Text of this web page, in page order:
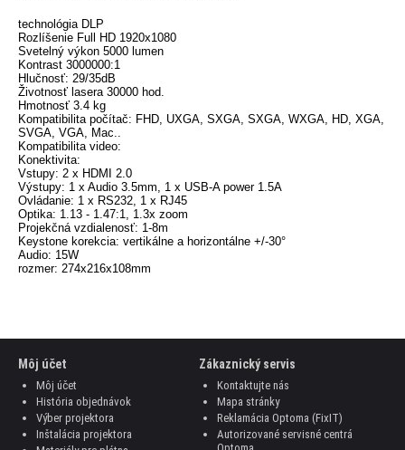
technológia DLP
Rozlíšenie Full HD 1920x1080
Svetelný výkon 5000 lumen
Kontrast 3000000:1
Hlučnosť: 29/35dB
Životnosť lasera 30000 hod.
Hmotnosť 3.4 kg
Kompatibilita počítač: FHD, UXGA, SXGA, SXGA, WXGA, HD, XGA,
SVGA, VGA, Mac..
Kompatibilita video:
Konektivita:
Vstupy: 2 x HDMI 2.0
Výstupy: 1 x Audio 3.5mm, 1 x USB-A power 1.5A
Ovládanie: 1 x RS232, 1 x RJ45
Optika: 1.13 - 1.47:1, 1.3x zoom
Projekčná vzdialenosť: 1-8m
Keystone korekcia: vertikálne a horizontálne +/-30°
Audio: 15W
rozmer: 274x216x108mm
Môj účet
Môj účet
História objednávok
Výber projektora
Inštalácia projektora
Zákaznický servis
Kontaktujte nás
Mapa stránky
Reklamácia Optoma (FixIT)
Autorizované servisné centrá